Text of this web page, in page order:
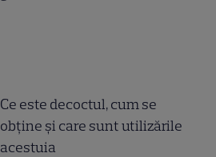
Ce este decoctul, cum se
obţine şi care sunt utilizările
acestuia